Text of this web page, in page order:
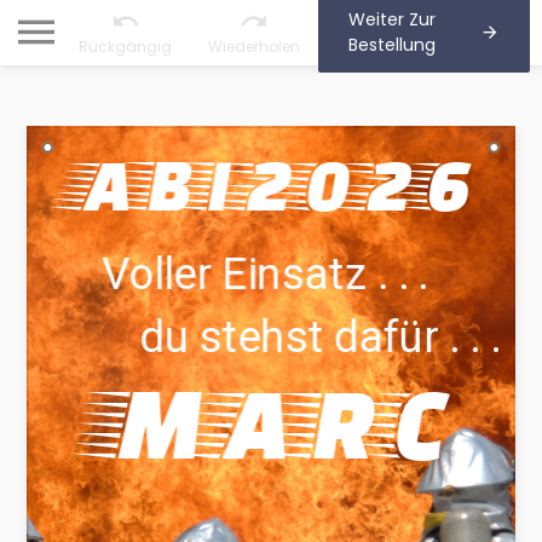
Rückgängig Wiederholen
Weiter Zur
Bestellung